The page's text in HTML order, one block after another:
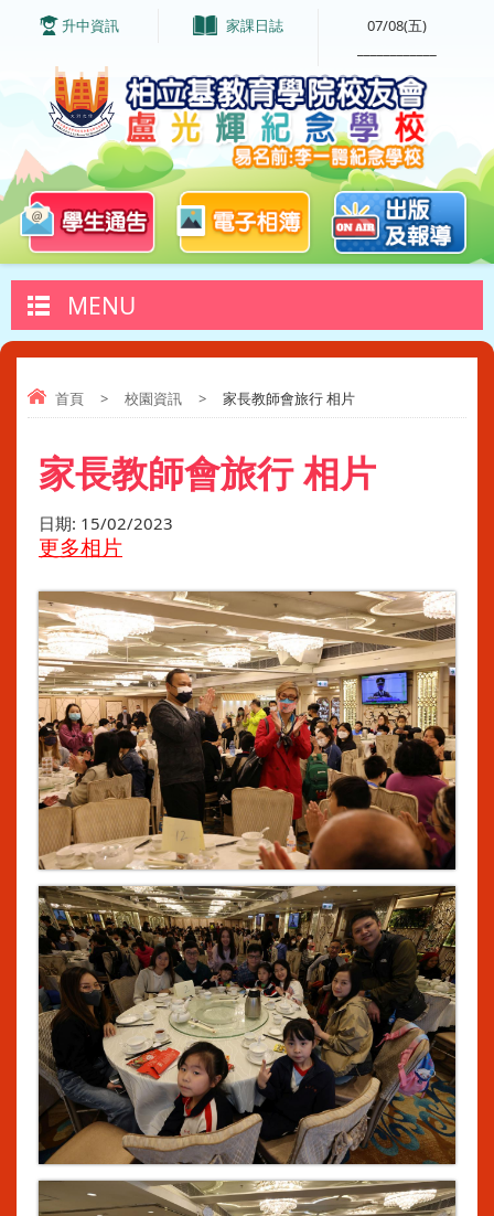
升中資訊 家課日誌
07/08(五)
MENU
首頁 > 校園資訊 > 家長教師會旅行 相片
家長教師會旅行 相片
日期: 15/02/2023
更多相片